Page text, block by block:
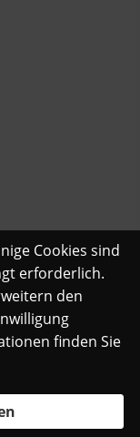
Cookies sind
erforderlich.
den
finden Sie